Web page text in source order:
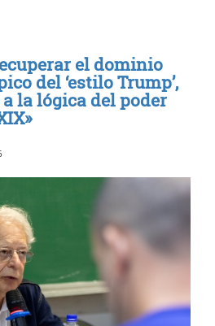
el dominio
del ‘estilo Trump’,
la lógica del poder